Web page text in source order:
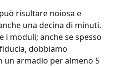
risultare noiosa e
una decina di minuti.
i moduli; anche se spesso
dobbiamo
un armadio per almeno 5